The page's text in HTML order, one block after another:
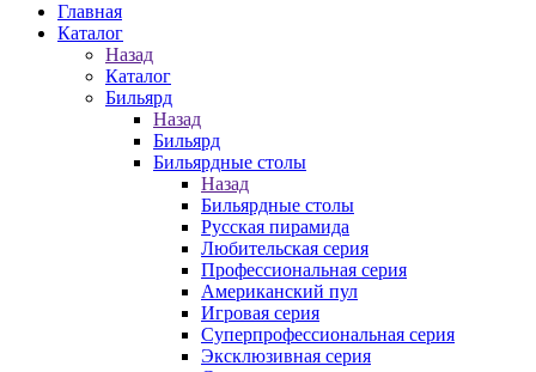
Главная
Каталог
Назад
Каталог
Бильярд
Назад
Бильярд
Бильярдные столы
Назад
Бильярдные столы
Русская пирамида
Любительская серия
Профессиональная серия
Американский пул
Игровая серия
Суперпрофессиональная серия
Эксклюзивная серия